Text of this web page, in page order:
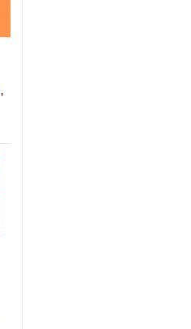
,